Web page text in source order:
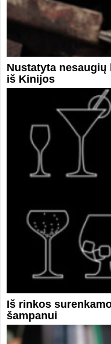
Nustatyta nesaugių
iš Kinijos
Iš rinkos
šampanui